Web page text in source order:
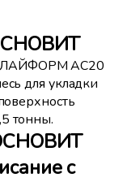
AC20
для укладки
тонны.
с